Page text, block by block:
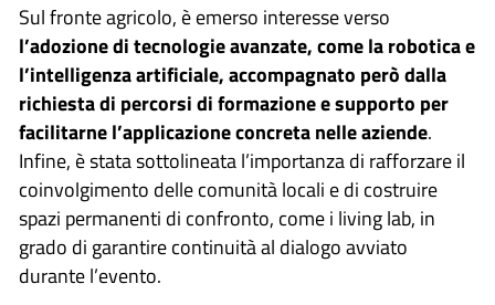
Sul fronte agricolo, è emerso interesse verso
l’adozione di tecnologie avanzate, come la robotica e
l’intelligenza artificiale, accompagnato però dalla
richiesta di percorsi di formazione e supporto per
facilitarne l’applicazione concreta nelle aziende.
Infine, è stata sottolineata l’importanza di rafforzare il
coinvolgimento delle comunità locali e di costruire
spazi permanenti di confronto, come i living lab, in
grado di garantire continuità al dialogo avviato
durante l’evento.